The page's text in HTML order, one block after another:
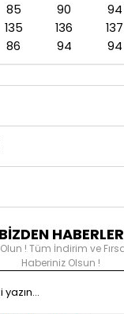
85 90
94
135 136
137
86 94 94
BİZDEN HABERLER
! Tüm İndirim ve
Haberiniz Olsun !